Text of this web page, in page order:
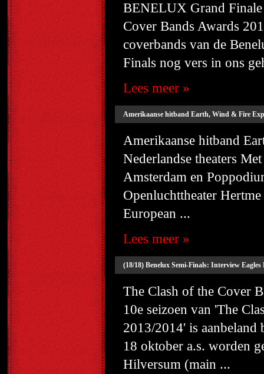
BENELUX Grand Finale
Cover Bands Awards
coverbands van de
Finals nog vers in ons
Lees meer »
Amerikaanse hitband Earth, Wind & Fire
Amerikaanse hitband
Nederlandse theaters
Amsterdam en
Openluchttheater
European ...
Lees meer »
(18/18) Benelux Semi-Finals: Interview
The Clash of the Cover
10e seizoen van 'The
2013/2014' is
18 oktober a.s. worden
Hilversum (main ...